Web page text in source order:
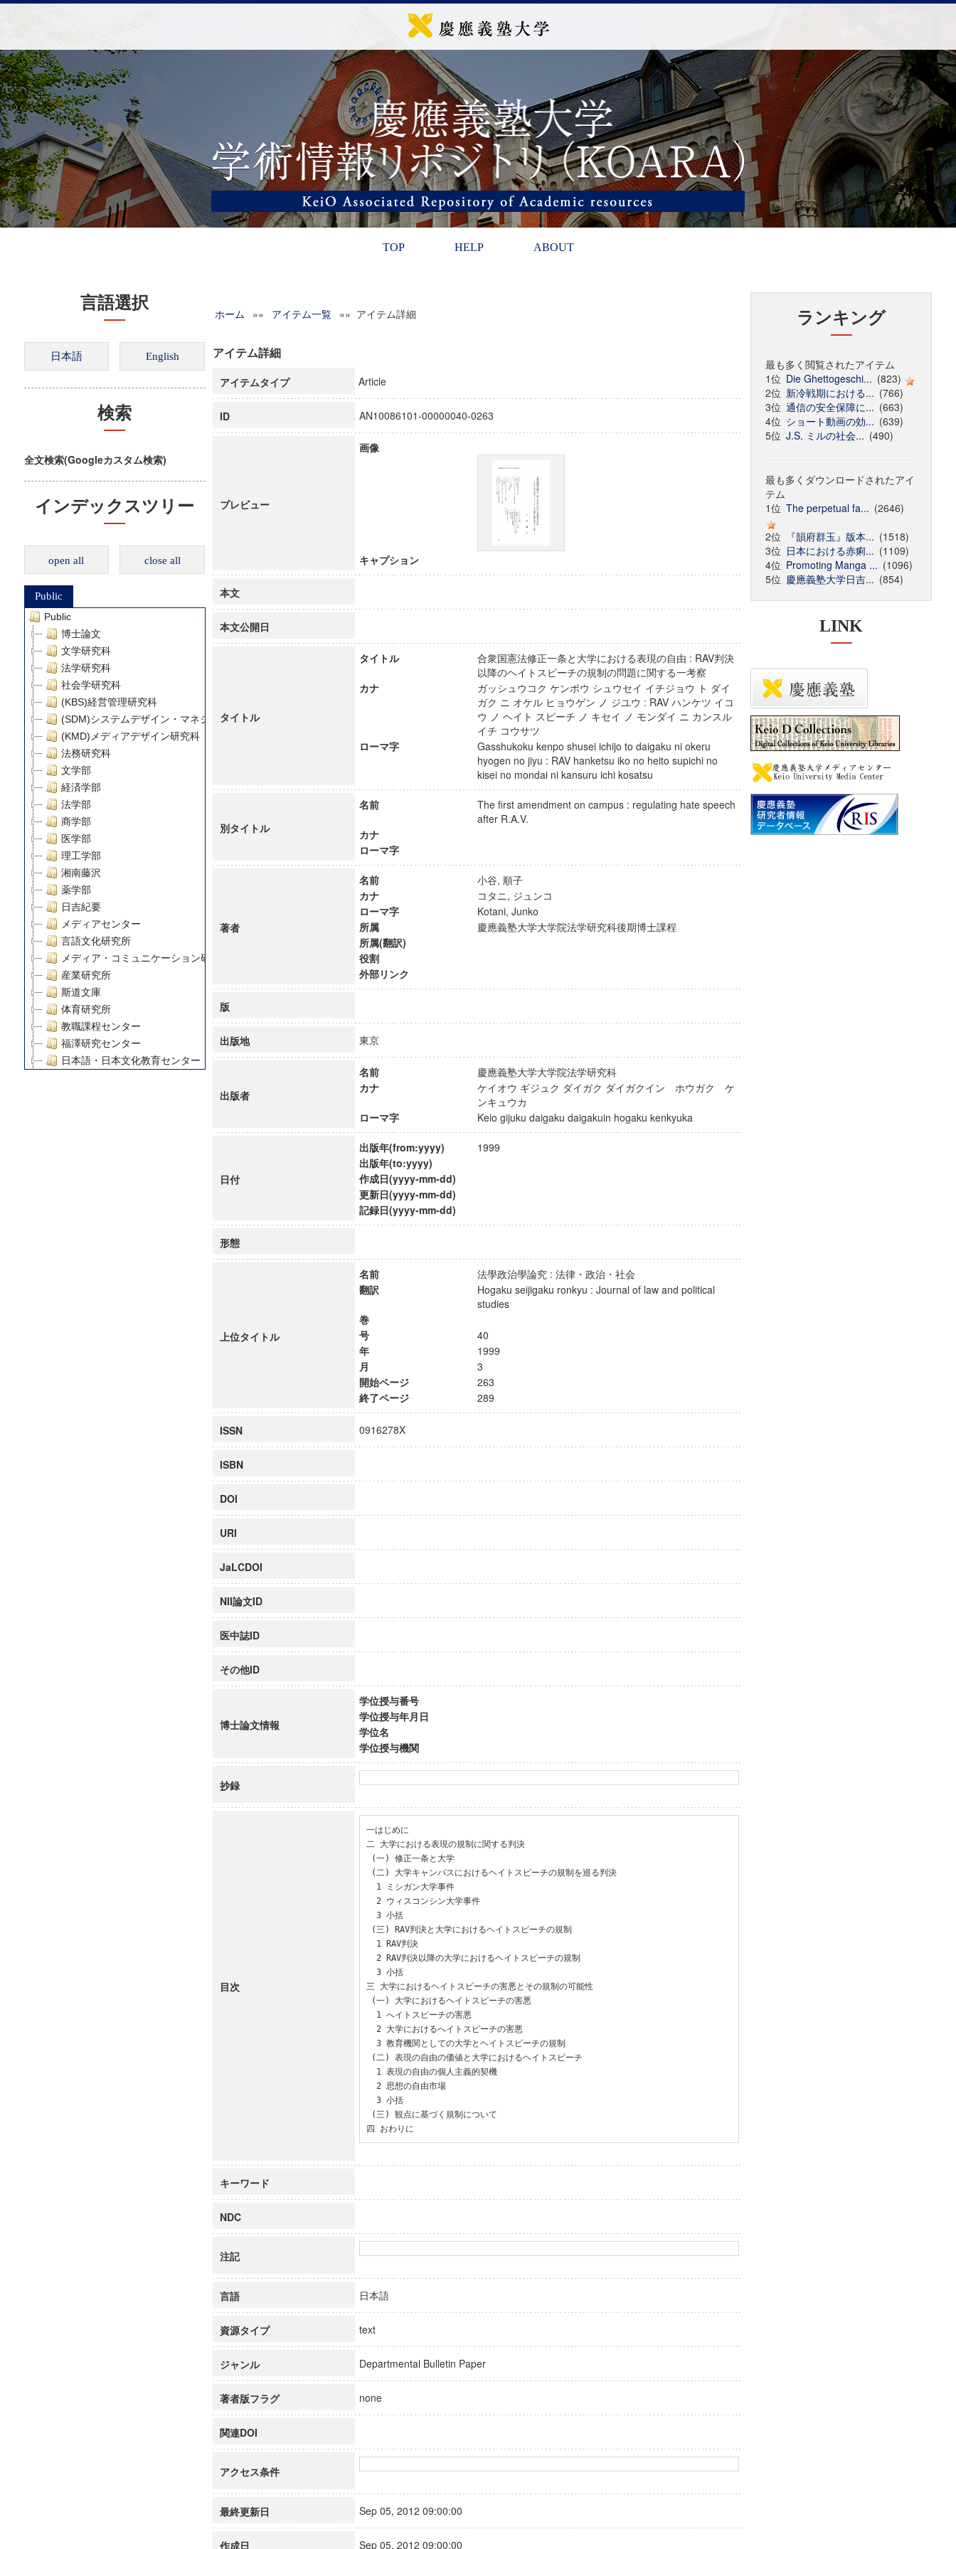
TOP HELP ABOUT
言語選択
検索
全文検索(Googleカスタム検索)
インデックスツリー
open all close all
Public
Public
博士論文
文学研究科
法学研究科
社会学研究科
(KBS)経営管理研究科
(SDM)システムデザイン・マネジメント研究科
(KMD)メディアデザイン研究科
法務研究科
文学部
経済学部
法学部
商学部
医学部
理工学部
湘南藤沢
薬学部
日吉紀要
メディアセンター
言語文化研究所
メディア・コミュニケーション研究所
産業研究所
斯道文庫
体育研究所
教職課程センター
福澤研究センター
日本語・日本文化教育センター
慶應義塾大学グローバルCOEプログラム市民社会ガバナンス教育研究センター
慶應義塾大学グローバルCOEプログラム論理と感性の先端的教育研究拠点
ホーム »» アイテム一覧 »» アイテム詳細
アイテム詳細
アイテムタイプ Article
ID AN10086101-00000040-0263
プレビュー
画像
キャプション
本文
本文公開日
タイトル
タイトル
合衆国憲法修正一条と大学における表現の自由 : RAV判決
以降のヘイトスピーチの規制の問題に関する一考察
カナ
ガッシュウコク ケンポウ シュウセイ イチジョウ ト ダイ
ガク ニ オケル ヒョウゲン ノ ジユウ : RAV ハンケツ イコ
ウ ノ ヘイト スピーチ ノ キセイ ノ モンダイ ニ カンスル
イチ コウサツ
ローマ字
Gasshukoku kenpo shusei ichijo to daigaku ni okeru
hyogen no jiyu : RAV hanketsu iko no heito supichi no
kisei no mondai ni kansuru ichi kosatsu
別タイトル
名前
The first amendment on campus : regulating hate speech
after R.A.V.
カナ
ローマ字
著者
名前
小谷, 順子
カナ
コタニ, ジュンコ
ローマ字
Kotani, Junko
所属
慶應義塾大学大学院法学研究科後期博士課程
所属(翻訳)
役割
外部リンク
版
出版地 東京
出版者
名前
慶應義塾大学大学院法学研究科
カナ
ケイオウ ギジュク ダイガク ダイガクイン ホウガク ケ
ンキュウカ
ローマ字
Keio gijuku daigaku daigakuin hogaku kenkyuka
日付
出版年(from:yyyy)
1999
出版年(to:yyyy)
作成日(yyyy-mm-dd)
更新日(yyyy-mm-dd)
記録日(yyyy-mm-dd)
形態
上位タイトル
名前
法學政治學論究 : 法律・政治・社会
翻訳
Hogaku seijigaku ronkyu : Journal of law and political
studies
巻
号
40
年
1999
月
3
開始ページ
263
終了ページ
289
ISSN 0916278X
ISBN
DOI
URI
JaLCDOI
NII論文ID
医中誌ID
その他ID
博士論文情報
学位授与番号
学位授与年月日
学位名
学位授与機関
抄録
目次
一はじめに
二 大学における表現の規制に関する判決
  3 小括
  3 小括
三 大学におけるヘイトスピーチの害悪とその規制の可能性
  3 教育機関としての大学とヘイトスピーチの規制
  3 小括
四 おわりに
キーワード
NDC
注記
言語 日本語
資源タイプ text
ジャンル Departmental Bulletin Paper
著者版フラグ none
関連DOI
アクセス条件
最終更新日 Sep 05, 2012 09:00:00
作成日 Sep 05, 2012 09:00:00
ランキング
最も多く閲覧されたアイテム
1位 Die Ghettogeschi... (823)
2位 新冷戦期における... (766)
3位 通信の安全保障に... (663)
4位 ショート動画の効... (639)
5位 J.S. ミルの社会... (490)
最も多くダウンロードされたアイ
テム
1位 The perpetual fa... (2646)
2位
『韻府群玉』版本... (1518)
3位 日本における赤痢... (1109)
4位 Promoting Manga ... (1096)
5位 慶應義塾大学日吉... (854)
LINK